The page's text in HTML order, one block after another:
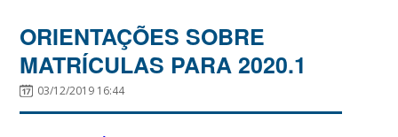
ORIENTAÇÕES SOBRE
MATRÍCULAS PARA 2020.1
03/12/2019 16:44